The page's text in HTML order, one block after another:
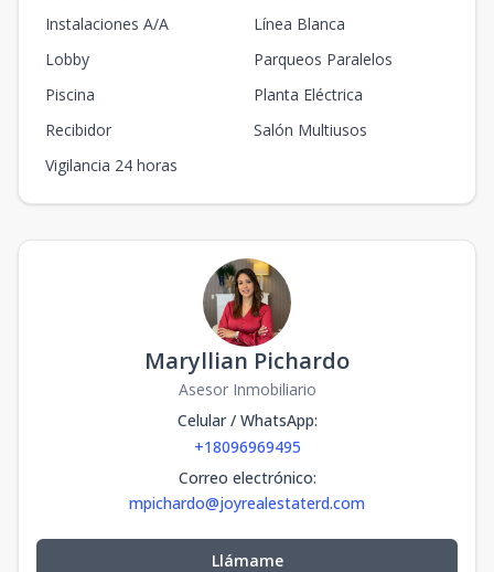
Instalaciones A/A
Línea Blanca
Lobby
Parqueos Paralelos
Piscina
Planta Eléctrica
Recibidor
Salón Multiusos
Vigilancia 24 horas
Maryllian Pichardo
Asesor Inmobiliario
Celular / WhatsApp:
+18096969495
Correo electrónico:
mpichardo@joyrealestaterd.com
Llámame